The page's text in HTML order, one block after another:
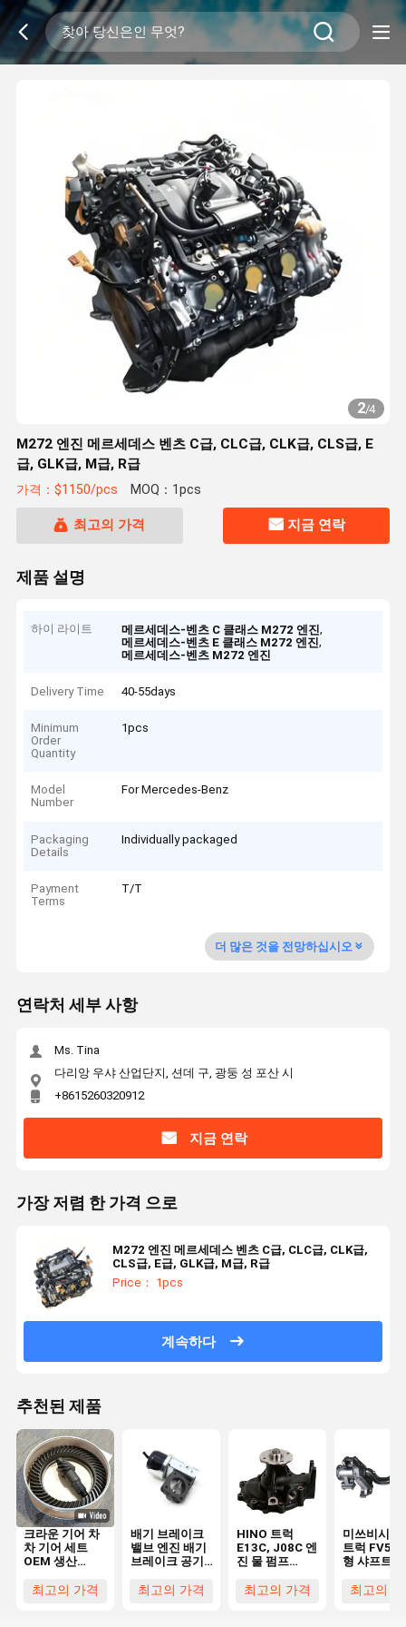
2/4
M272 엔진 메르세데스 벤츠 C급, CLC급, CLK급, CLS급, E
급, GLK급, M급, R급
가격：$1150/pcs MOQ：1pcs
최고의 가격 지금 연락
제품 설명
하이 라이트 메르세데스-벤츠 C 클래스 M272 엔진,
메르세데스-벤츠 E 클래스 M272 엔진,
메르세데스-벤츠 M272 엔진
Delivery Time 40-55days
Minimum
Order
Quantity
1pcs
Model
Number
For Mercedes-Benz
Packaging
Details
Individually packaged
Payment
Terms
T/T
더 많은 것을 전망하십시오
연락처 세부 사항
Ms. Tina
다리앙 우샤 산업단지, 션데 구, 광둥 성 포산 시
+8615260320912
지금 연락
가장 저렴 한 가격 으로
M272 엔진 메르세데스 벤츠 C급, CLC급, CLK급,
CLS급, E급, GLK급, M급, R급
Price： 1pcs
계속하다
추천된 제품
크라운 기어 차
차 기어 세트
OEM 생산
41201-80181
최고의 가격
배기 브레이크
밸브 엔진 배기
브레이크 공기
ISUZU 700P
최고의 가격
HINO 트럭
E13C, J08C 엔
진 물 펌프
161003647
최고의 가격
미쓰비시
트럭
형 샤프트
히노 트럭
최고의